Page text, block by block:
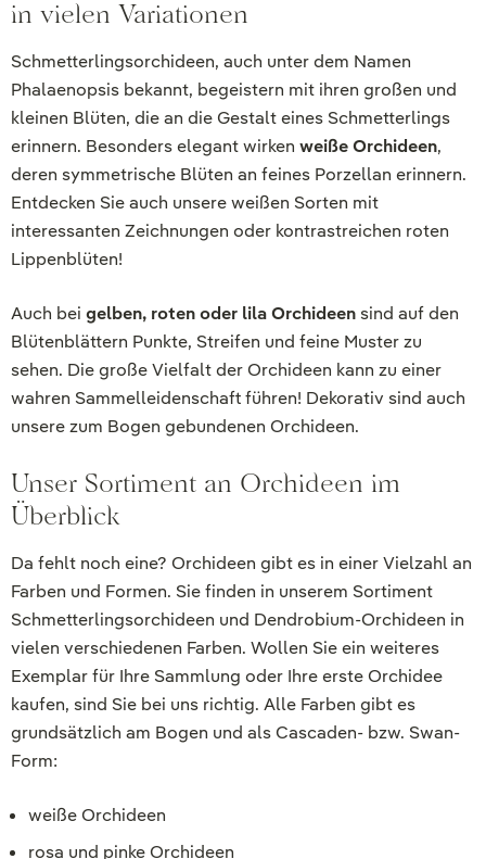
in vielen Variationen
Schmetterlingsorchideen, auch unter dem Namen
Phalaenopsis bekannt, begeistern mit ihren großen und
kleinen Blüten, die an die Gestalt eines Schmetterlings
erinnern. Besonders elegant wirken weiße Orchideen,
deren symmetrische Blüten an feines Porzellan erinnern.
Entdecken Sie auch unsere weißen Sorten mit
interessanten Zeichnungen oder kontrastreichen roten
Lippenblüten!
Auch bei gelben, roten oder lila Orchideensind auf den
Blütenblättern Punkte, Streifen und feine Muster zu
sehen. Die große Vielfalt der Orchideen kann zu einer
wahren Sammelleidenschaft führen! Dekorativ sind auch
unsere zum Bogen gebundenen Orchideen.
Unser Sortiment an Orchideen im
Überblick
Da fehlt noch eine? Orchideen gibt es in einer Vielzahl an
Farben und Formen. Sie finden in unserem Sortiment
Schmetterlingsorchideen und Dendrobium-Orchideen in
vielen verschiedenen Farben. Wollen Sie ein weiteres
Exemplar für Ihre Sammlung oder Ihre erste Orchidee
kaufen, sind Sie bei uns richtig. Alle Farben gibt es
grundsätzlich am Bogen und als Cascaden- bzw. Swan-
Form:
weiße Orchideen
rosa und pinke Orchideen